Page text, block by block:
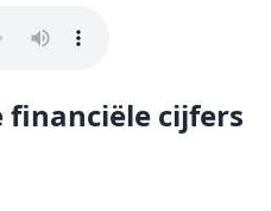
financiële cijfers